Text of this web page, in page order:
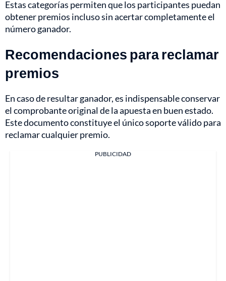
Estas categorías permiten que los participantes puedan
obtener premios incluso sin acertar completamente el
número ganador.
Recomendaciones para reclamar
premios
En caso de resultar ganador, es indispensable conservar
el comprobante original de la apuesta en buen estado.
Este documento constituye el único soporte válido para
reclamar cualquier premio.
PUBLICIDAD